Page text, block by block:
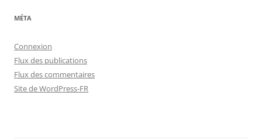
MÉTA
Connexion
Flux des publications
Flux des commentaires
Site de WordPress-FR